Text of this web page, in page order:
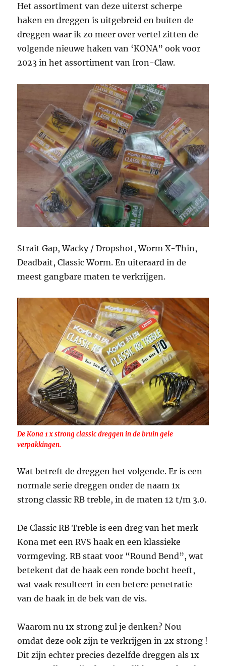
Het assortiment van deze uiterst scherpe
haken en dreggen is uitgebreid en buiten de
dreggen waar ik zo meer over vertel zitten de
volgende nieuwe haken van ‘KONA” ook voor
2023 in het assortiment van Iron-Claw.
Strait Gap, Wacky / Dropshot, Worm X-Thin,
Deadbait, Classic Worm. En uiteraard in de
meest gangbare maten te verkrijgen.
De Kona 1 x strong classic dreggen in de bruin gele
verpakkingen.
Wat betreft de dreggen het volgende. Er is een
normale serie dreggen onder de naam 1x
strong classic RB treble, in de maten 12 t/m 3.0.
De Classic RB Treble is een dreg van het merk
Kona met een RVS haak en een klassieke
vormgeving. RB staat voor “Round Bend”, wat
betekent dat de haak een ronde bocht heeft,
wat vaak resulteert in een betere penetratie
van de haak in de bek van de vis.
Waarom nu 1x strong zul je denken? Nou
omdat deze ook zijn te verkrijgen in 2x strong !
Dit zijn echter precies dezelfde dreggen als 1x